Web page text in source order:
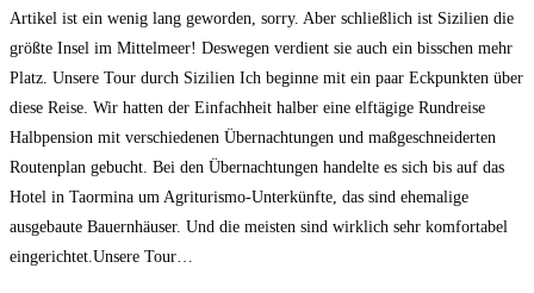
Artikel ist ein wenig lang geworden, sorry. Aber schließlich ist Sizilien die
größte Insel im Mittelmeer! Deswegen verdient sie auch ein bisschen mehr
Platz. Unsere Tour durch Sizilien Ich beginne mit ein paar Eckpunkten über
diese Reise. Wir hatten der Einfachheit halber eine elftägige Rundreise
Halbpension mit verschiedenen Übernachtungen und maßgeschneiderten
Routenplan gebucht. Bei den Übernachtungen handelte es sich bis auf das
Hotel in Taormina um Agriturismo-Unterkünfte, das sind ehemalige
ausgebaute Bauernhäuser. Und die meisten sind wirklich sehr komfortabel
eingerichtet.Unsere Tour…